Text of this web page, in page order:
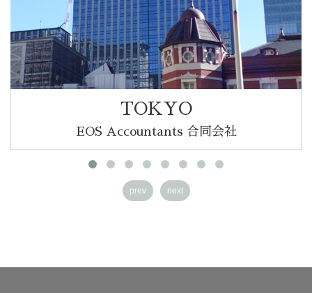
TOKYO
EOS Accountants 合同会社
prev next